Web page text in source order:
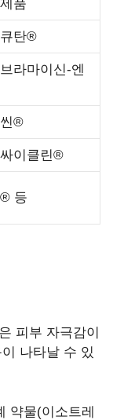
품
탄®
라마이신-엔
®
이클린®
등
피부 자극감이
나타날 수 있
약물(이소트레